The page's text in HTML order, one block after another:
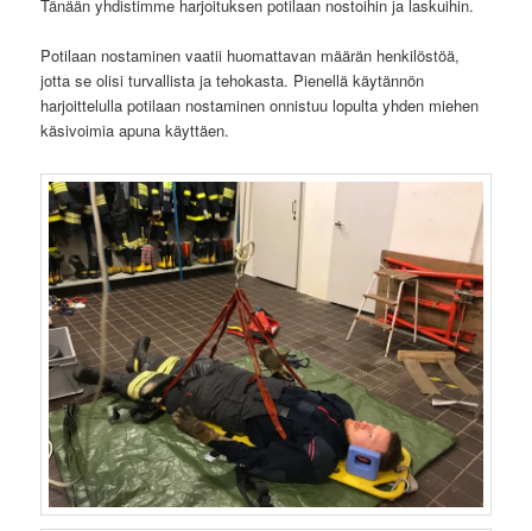
Tänään yhdistimme harjoituksen potilaan nostoihin ja laskuihin.
Potilaan nostaminen vaatii huomattavan määrän henkilöstöä,
jotta se olisi turvallista ja tehokasta. Pienellä käytännön
harjoittelulla potilaan nostaminen onnistuu lopulta yhden miehen
käsivoimia apuna käyttäen.